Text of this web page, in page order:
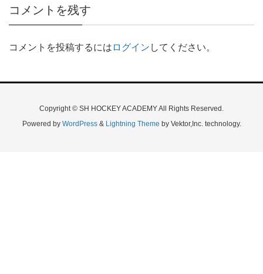
コメントを残す
コメントを投稿するには ログイン してください。
Copyright © SH HOCKEY ACADEMY All Rights Reserved.
Powered by WordPress& Lightning Theme by Vektor,Inc. technology.